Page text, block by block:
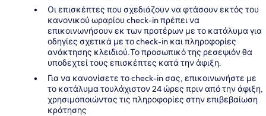
Οι επισκέπτες που σχεδιάζουν να φτάσουν εκτός του
κανονικού ωραρίου check-in πρέπει να
επικοινωνήσουν εκ των προτέρων με το κατάλυμα για
οδηγίες σχετικά με το check-in και πληροφορίες
ανάκτησης κλειδιού.Το προσωπικό της ρεσεψιόν θα
υποδεχτεί τους επισκέπτες κατά την άφιξη.
Για να κανονίσετε το check-in σας, επικοινωνήστε με
το κατάλυμα τουλάχιστον 24 ώρες πριν από την άφιξη,
χρησιμοποιώντας τις πληροφορίες στην επιβεβαίωση
κράτησης